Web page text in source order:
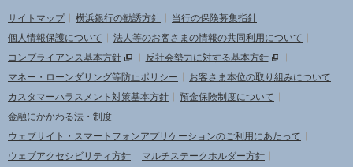
サイトマップ 横浜銀行の勧誘方針
当行の保険募集指針
個人情報保護について
法人等のお客さまの情報の共同利用について
コンプライアンス基本方針
反社会勢力に対する基本方針
マネー・ローンダリング等防止ポリシー
お客さま本位の取り組みについて
カスタマーハラスメント対策基本方針
預金保険制度について
金融にかかわる法・制度
ウェブサイト・スマートフォンアプリケーションのご利用にあたって
ウェブアクセシビリティ方針
マルチステークホルダー方針